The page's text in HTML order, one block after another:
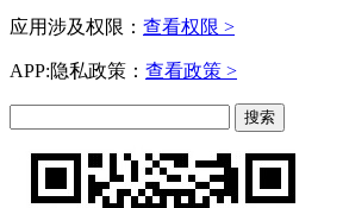
应用涉及权限： 查看权限 >
APP:隐私政策： 查看政策 >